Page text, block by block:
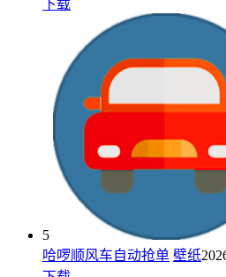
下载
5
哈啰顺风车自动抢单 壁纸